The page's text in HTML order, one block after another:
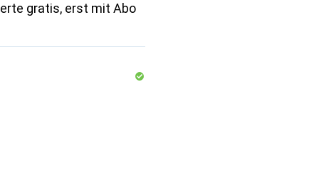
gratis, erst mit Abo